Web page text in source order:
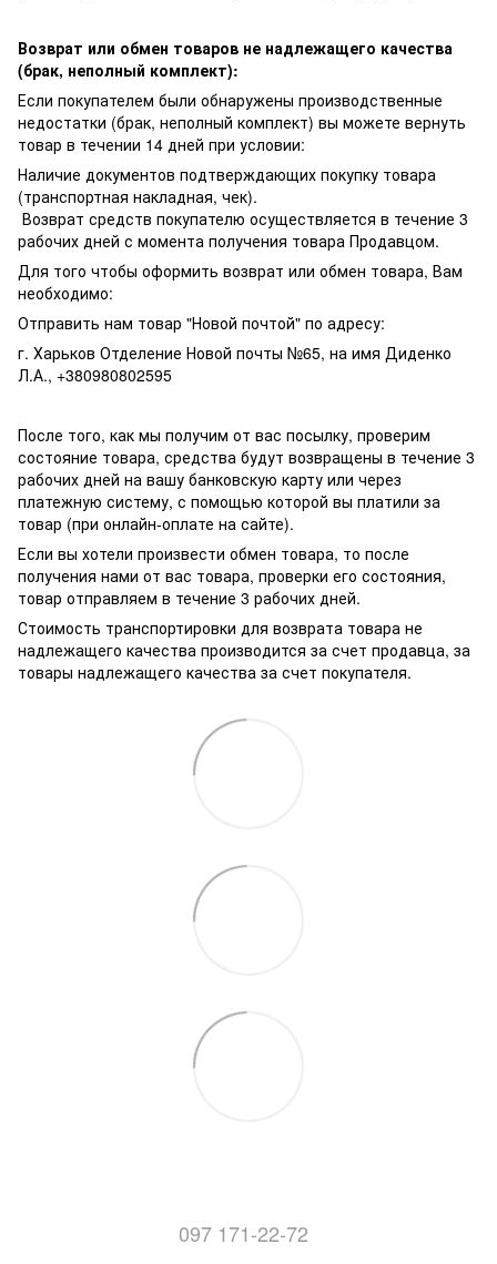
Возврат или обмен товаров не надлежащего качества
(брак, неполный комплект):
Если покупателем были обнаружены производственные
недостатки (брак, неполный комплект) вы можете вернуть
товар в течении 14 дней при условии:
Наличие документов подтверждающих покупку товара
(транспортная накладная, чек).
Возврат средств покупателю осуществляется в течение 3
рабочих дней с момента получения товара Продавцом.
Для того чтобы оформить возврат или обмен товара, Вам
необходимо:
Отправить нам товар "Новой почтой" по адресу:
г. Харьков Отделение Новой почты №65, на имя Диденко
Л.А., +380980802595
После того, как мы получим от вас посылку, проверим
состояние товара, средства будут возвращены в течение 3
рабочих дней на вашу банковскую карту или через
платежную систему, с помощью которой вы платили за
товар (при онлайн-оплате на сайте).
Если вы хотели произвести обмен товара, то после
получения нами от вас товара, проверки его состояния,
товар отправляем в течение 3 рабочих дней.
Стоимость транспортировки для возврата товара не
надлежащего качества производится за счет продавца, за
товары надлежащего качества за счет покупателя.
097 171-22-72